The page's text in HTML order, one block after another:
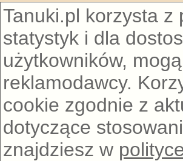
Tanuki.pl korzysta z
statystyk i dla
użytkowników,
reklamodawcy.
cookie zgodnie z
dotyczące
znajdziesz w